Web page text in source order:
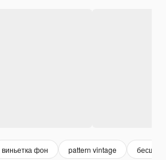
виньетка фон pattern vintage